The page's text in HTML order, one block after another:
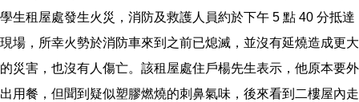
學生租屋處發生火災，消防及救護人員約於下午 5 點 40 分抵達
現場，所幸火勢於消防車來到之前已熄滅，並沒有延燒造成更大
的災害，也沒有人傷亡。該租屋處住戶楊先生表示，他原本要外
出用餐，但聞到疑似塑膠燃燒的刺鼻氣味，後來看到二樓屋內走